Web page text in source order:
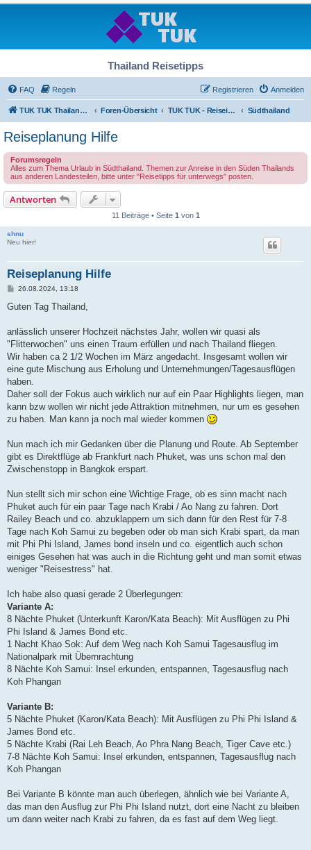
Thailand Reisetipps
FAQ Regeln Anmelden
Registrieren
TUK TUK Thailand Reisetipps Foren-Übersicht TUK TUK - Reiseinfos - Thailand Regional Südthailand
Reiseplanung Hilfe
Forumsregeln
Alles zum Thema Urlaub in Südthailand. Themen zur Anreise in den Süden Thailands
aus anderen Landesteilen, bitte unter "Reisetipps für unterwegs" posten.
Antworten
11 Beiträge • Seite 1 von 1
shnu
Neu hier!
Reiseplanung Hilfe
B
i
a
26.08.2024, 13:18
Guten Tag Thailand,
anlässlich unserer Hochzeit nächstes Jahr, wollen wir quasi als
"Flitterwochen" uns einen Traum erfüllen und nach Thailand fliegen.
Wir haben ca 2 1/2 Wochen im März angedacht. Insgesamt wollen wir
eine gute Mischung aus Erholung und Unternehmungen/Tagesausflügen
haben.
Daher soll der Fokus auch wirklich nur auf ein Paar Highlights liegen, man
kann bzw wollen wir nicht jede Attraktion mitnehmen, nur um es gesehen
zu haben. Man kann ja noch mal wieder kommen
Nun mach ich mir Gedanken über die Planung und Route. Ab September
gibt es Direktflüge ab Frankfurt nach Phuket, was uns schon mal den
Zwischenstopp in Bangkok erspart.
Nun stellt sich mir schon eine Wichtige Frage, ob es sinn macht nach
Phuket auch für ein paar Tage nach Krabi / Ao Nang zu fahren. Dort
Railey Beach und co. abzuklappern um sich dann für den Rest für 7-8
Tage nach Koh Samui zu begeben oder ob man sich Krabi spart, da man
mit Phi Phi Island, James bond inseln und co. eigentlich auch schon
einiges Gesehen hat was auch in die Richtung geht und man somit etwas
weniger "Reisestress" hat.
Ich habe also quasi gerade 2 Überlegungen:
Variante A:
8 Nächte Phuket (Unterkunft Karon/Kata Beach): Mit Ausflügen zu Phi
Phi Island & James Bond etc.
1 Nacht Khao Sok: Auf dem Weg nach Koh Samui Tagesausflug im
Nationalpark mit Übernrachtung
8 Nächte Koh Samui: Insel erkunden, entspannen, Tagesausflug nach
Koh Phangan
Variante B:
5 Nächte Phuket (Karon/Kata Beach): Mit Ausflügen zu Phi Phi Island &
James Bond etc.
5 Nächte Krabi (Rai Leh Beach, Ao Phra Nang Beach, Tiger Cave etc.)
7-8 Nächte Koh Samui: Insel erkunden, entspannen, Tagesausflug nach
Koh Phangan
Bei Variante B könnte man auch überlegen, ähnlich wie bei Variante A,
das man den Ausflug zur Phi Phi Island nutzt, dort eine Nacht zu bleiben
um dann weiter nach Krabi zu fahren, da es fast auf dem Weg liegt.